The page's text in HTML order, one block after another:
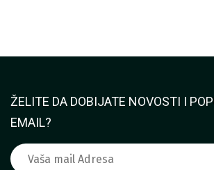
ŽELITE DA DOBIJATE NOVOSTI I
EMAIL?